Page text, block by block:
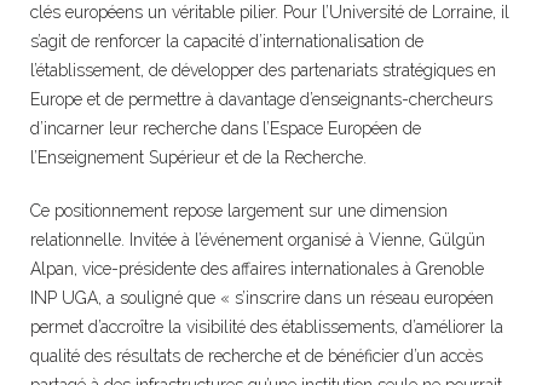
clés européens un véritable pilier. Pour l’Université de Lorraine, il
s’agit de renforcer la capacité d’internationalisation de
l’établissement, de développer des partenariats stratégiques en
Europe et de permettre à davantage d’enseignants-chercheurs
d’incarner leur recherche dans l’Espace Européen de
l’Enseignement Supérieur et de la Recherche.
Ce positionnement repose largement sur une dimension
relationnelle. Invitée à l’événement organisé à Vienne, Gülgün
Alpan, vice-présidente des affaires internationales à Grenoble
INP UGA, a souligné que « s’inscrire dans un réseau européen
permet d’accroître la visibilité des établissements, d’améliorer la
qualité des résultats de recherche et de bénéficier d’un accès